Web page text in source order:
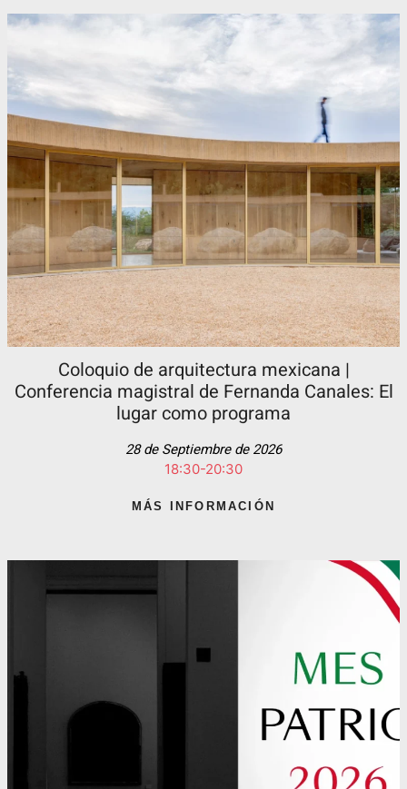
Coloquio de arquitectura mexicana |
Conferencia magistral de Fernanda Canales: El
lugar como programa
28 de Septiembre de 2026
18:30-20:30
MÁS INFORMACIÓN